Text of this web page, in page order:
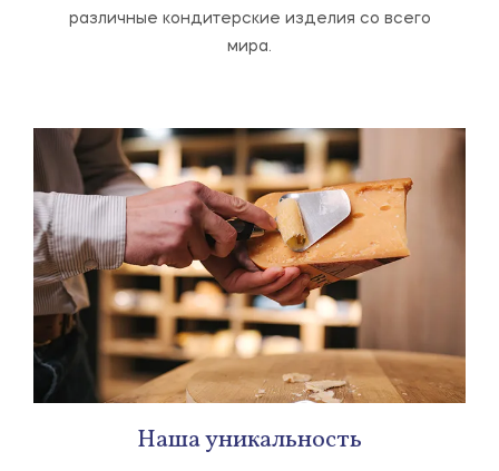
различные кондитерские изделия со всего
мира.
Наша уникальность